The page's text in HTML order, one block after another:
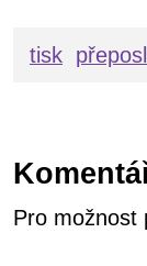
tisk
Pro možnost